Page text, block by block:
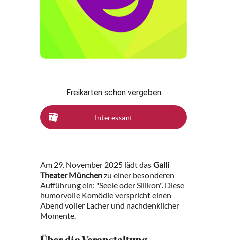
Freikarten schon vergeben
Interessant
Am 29. November 2025 lädt dasGalli
Theater Münchenzu einer besonderen
Aufführung ein: "Seele oder Silikon". Diese
humorvolle Komödie verspricht einen
Abend voller Lacher und nachdenklicher
Momente.